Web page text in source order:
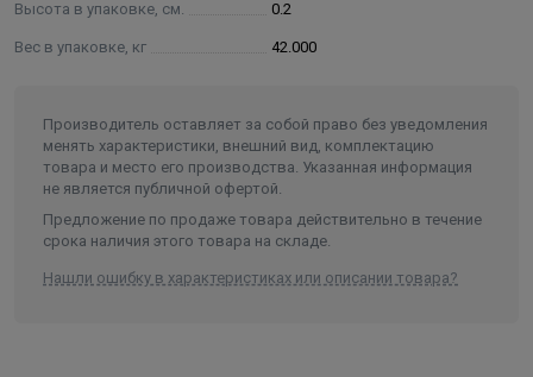
Высота в упаковке, см. 0.2
Вес в упаковке, кг 42.000
Производитель оставляет за собой право без уведомления
менять характеристики, внешний вид, комплектацию
товара и место его производства. Указанная информация
не является публичной офертой.
Предложение по продаже товара действительно в течение
срока наличия этого товара на складе.
Нашли ошибку в характеристиках или описании товара?